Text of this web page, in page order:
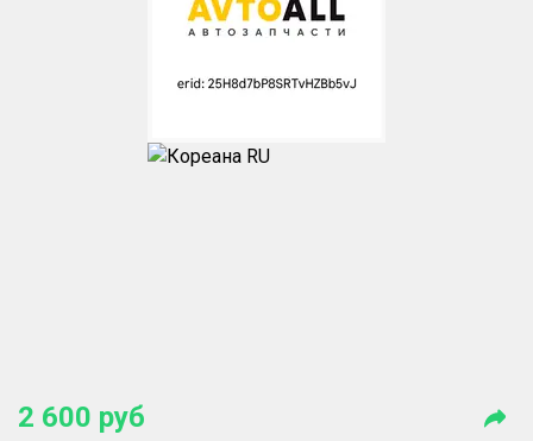
2 600 руб